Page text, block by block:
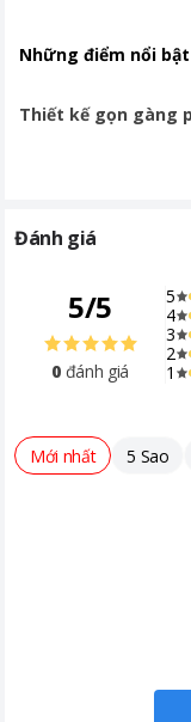
Những điểm nổi
Thiết kế gọn gàng
Máy lọc nước AO
gian nhà bếp từ nhỏ
Hình ảnh chỉ mang
Công nghệ lọc RO
tăng tỷ lệ thu hồi
năng lọc vượt trội
thống. Nhờ đó, bạn
cho sức khỏe mà vẫn
Hình ảnh chỉ mang
Đánh giá
5/5
0 đánh giá
5
4
3
2
1
Mới nhất 5 Sao